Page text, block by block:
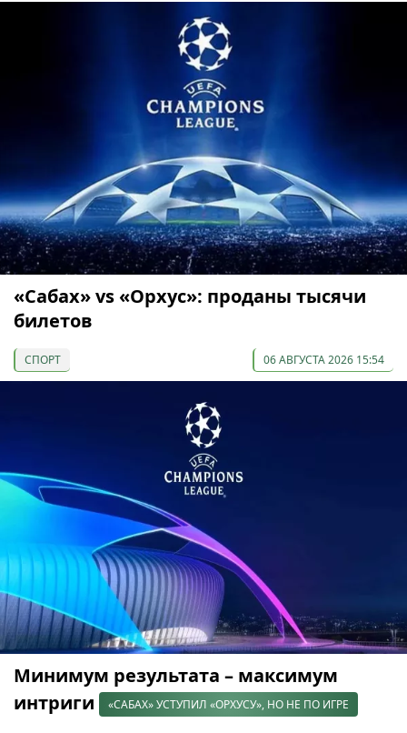
«Сабах» vs «Орхус»: проданы тысячи
билетов
СПОРТ 06 АВГУСТА 2026 15:54
Минимум результата – максимум
интриги
«САБАХ» УСТУПИЛ «ОРХУСУ», НО НЕ ПО ИГРЕ